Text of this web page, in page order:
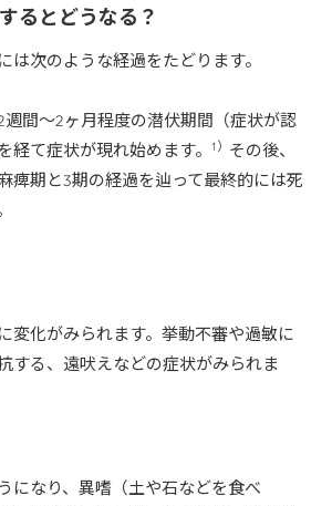
るとどうなる？
には次のような経過をたどります。
週間～2ヶ月程度の潜伏期間（症状が認
経て症状が現れ始めます。 1） その後、
痺期と3期の経過を辿って最終的には死
変化がみられます。挙動不審や過敏に
する、遠吠えなどの症状がみられま
になり、異嗜（土や石などを食べ